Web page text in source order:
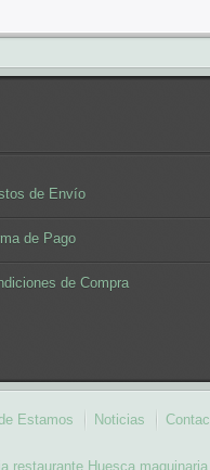
de Envío
de Pago
de Compra
Estamos Noticias
restaurante Huesca